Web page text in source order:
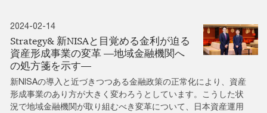
2024-02-14
Strategy& 新NISAと目覚める金利が迫る
資産形成事業の変革 ―地域金融機関へ
の処方箋を示す―
新NISAの導入と近づきつつある金融政策の正常化により、資産
形成事業のあり方が大きく変わろうとしています。こうした状
況で地域金融機関が取り組むべき変革について、日本資産運用